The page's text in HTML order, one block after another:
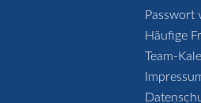
Passwort
Häufige
Team-